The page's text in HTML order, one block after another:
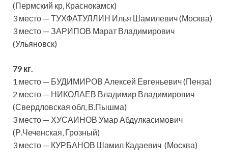
(Пермский кр, Краснокамск)
3 место — ТУХФАТУЛЛИН Илья Шамилевич (Москва)
3 место — ЗАРИПОВ Марат Владимирович
(Ульяновск)
79 кг.
1 место — БУДИМИРОВ Алексей Евгеньевич (Пенза)
2 место — НИКОЛАЕВ Владимир Владимирович
(Свердловская обл, В.Пышма)
3 место — ХУСАИНОВ Умар Абдулкасимович
(Р.Чеченская, Грозный)
3 место — КУРБАНОВ Шамил Кадаевич (Москва)